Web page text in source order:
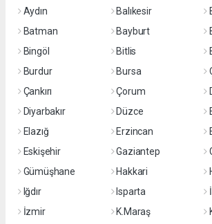
Aydın
Balıkesir
Batman
Bayburt
Bingöl
Bitlis
Burdur
Bursa
Çankırı
Çorum
Diyarbakır
Düzce
Elazığ
Erzincan
Eskişehir
Gaziantep
Gümüşhane
Hakkari
Iğdır
Isparta
İzmir
K.Maraş